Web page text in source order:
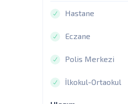
Hastane
Eczane
Polis Merkezi
İlkokul-Ortaokul